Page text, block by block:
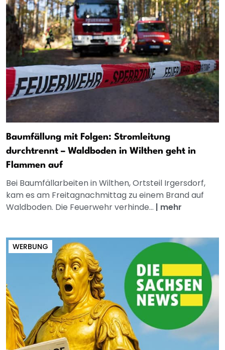
Baumfällung mit Folgen: Stromleitung
durchtrennt – Waldboden in Wilthen geht in
Flammen auf
Bei Baumfällarbeiten in Wilthen, Ortsteil Irgersdorf,
kam es am Freitagnachmittag zu einem Brand auf
Waldboden. Die Feuerwehr verhinde... | mehr
WERBUNG